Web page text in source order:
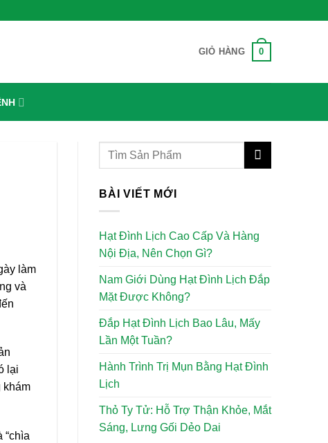
GIỎ HÀNG 0
làm
và
lại
khám
“chìa
BÀI VIẾT MỚI
Hạt Đình Lịch Cao Cấp Và Hàng
Nội Địa, Nên Chọn Gì?
Nam Giới Dùng Hạt Đình Lịch Đắp
Mặt Được Không?
Đắp Hạt Đình Lịch Bao Lâu, Mấy
Lần Một Tuần?
Hành Trình Trị Mụn Bằng Hạt Đình
Lịch
Thỏ Ty Tử: Hỗ Trợ Thận Khỏe, Mắt
Sáng, Lưng Gối Dẻo Dai